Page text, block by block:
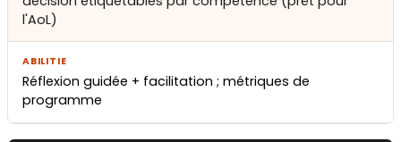
l'AoL)
Réflexion guidée + facilitation ; métriques de
programme